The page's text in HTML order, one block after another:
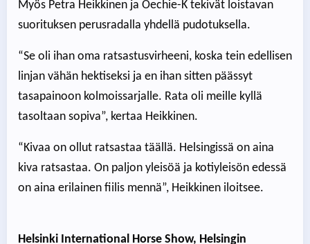
Myös Petra Heikkinen ja Oechie-K tekivät loistavan
suorituksen perusradalla yhdellä pudotuksella.
“Se oli ihan oma ratsastusvirheeni, koska tein edellisen
linjan vähän hektiseksi ja en ihan sitten päässyt
tasapainoon kolmoissarjalle. Rata oli meille kyllä
tasoltaan sopiva”, kertaa Heikkinen.
“Kivaa on ollut ratsastaa täällä. Helsingissä on aina
kiva ratsastaa. On paljon yleisöä ja kotiyleisön edessä
on aina erilainen fiilis mennä”, Heikkinen iloitsee.
Helsinki International Horse Show, Helsingin